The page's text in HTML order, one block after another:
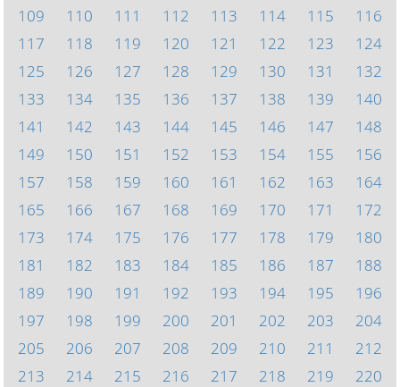
109
110 111 112 113 114 115
116
117
118 119 120 121 122 123
124
125
126 127 128 129 130 131
132
133
134 135 136 137 138 139
140
141
142 143 144 145 146 147
148
149
150 151 152 153 154 155
156
157
158 159 160 161 162 163
164
165
166 167 168 169 170 171
172
173
174 175 176 177 178 179
180
181
182 183 184 185 186 187
188
189
190 191 192 193 194 195
196
197
198 199 200 201 202 203
204
205
206 207 208 209 210 211
212
213
214 215 216 217 218 219
220